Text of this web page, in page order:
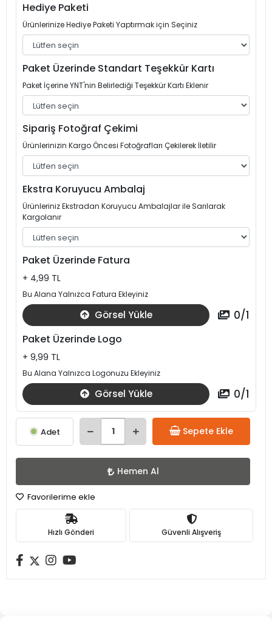
Hediye Paketi
Ürünlerinize Hediye Paketi Yaptırmak için Seçiniz
Paket Üzerinde Standart Teşekkür Kartı
Paket İçerine YNT'nin Belirlediği Teşekkür Kartı Eklenir
Sipariş Fotoğraf Çekimi
Ürünlerinizin Kargo Öncesi Fotoğrafları Çekilerek İletilir
Ekstra Koruyucu Ambalaj
Ürünleriniz Ekstradan Koruyucu Ambalajlar ile Sarılarak
Kargolanır
Paket Üzerinde Fatura
+ 4,99 TL
Bu Alana Yalnızca Fatura Ekleyiniz
Görsel Yükle 0/1
Paket Üzerinde Logo
+ 9,99 TL
Bu Alana Yalnızca Logonuzu Ekleyiniz
Görsel Yükle 0/1
Adet Sepete Ekle
Hemen Al
Favorilerime ekle
Hızlı Gönderi Güvenli Alışveriş